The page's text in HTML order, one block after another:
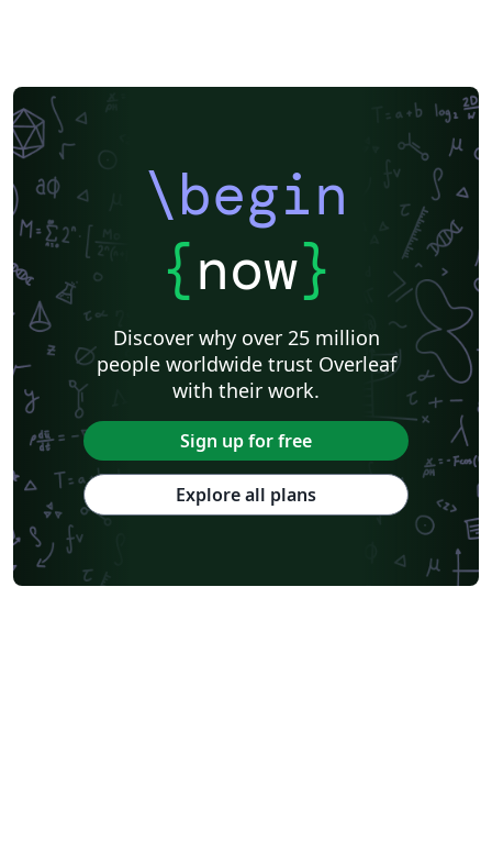
\begin
{now}
Discover why over 25 million
people worldwide trust Overleaf
with their work.
Sign up for free
Explore all plans